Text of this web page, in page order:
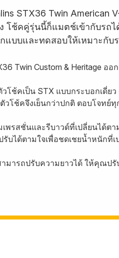
STX36 Twin American
โช้คคู่รุ่นนี้ก็แมตช์เข้ากับรถ
แบบและทดสอบให้เหมาะกั
Twin Custom & Heritage ออ
วโช้คเป็น STX แบบกระบอกเดี่
วโช้คจึงเย็นกว่าปกติ ตอบโจทย์
พรสชั่นและรีบาวด์ที่เปลี่ยนได้ต
บได้ตามใจเพื่อชดเชยน้ำหนักที่เ
ามารถปรับความยาวได้ ให้คุณป